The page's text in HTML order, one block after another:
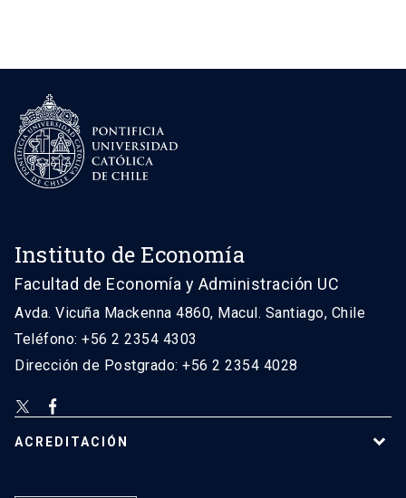
Instituto de Economía
Facultad de Economía y Administración UC
Avda. Vicuña Mackenna 4860, Macul. Santiago, Chile
Teléfono: +56 2 2354 4303
Dirección de Postgrado: +56 2 2354 4028
ACREDITACIÓN